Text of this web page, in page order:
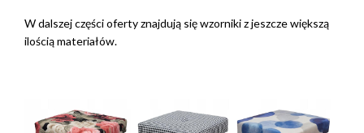
W dalszej części oferty znajdują się wzorniki z jeszcze większą
ilością materiałów.